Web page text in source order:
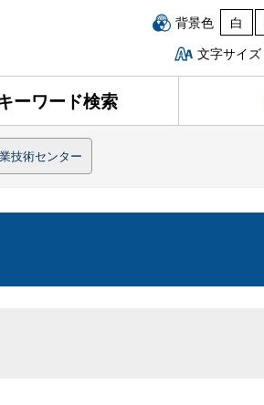
背景色 白
文字サイズ
ーワード検索
技術センター